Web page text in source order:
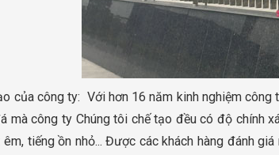
của công ty: Với hơn 16 năm kinh nghiệm
mà công ty Chúng tôi chế tạo đều có độ chính
tiếng ồn nhỏ... Được các khách hàng đánh